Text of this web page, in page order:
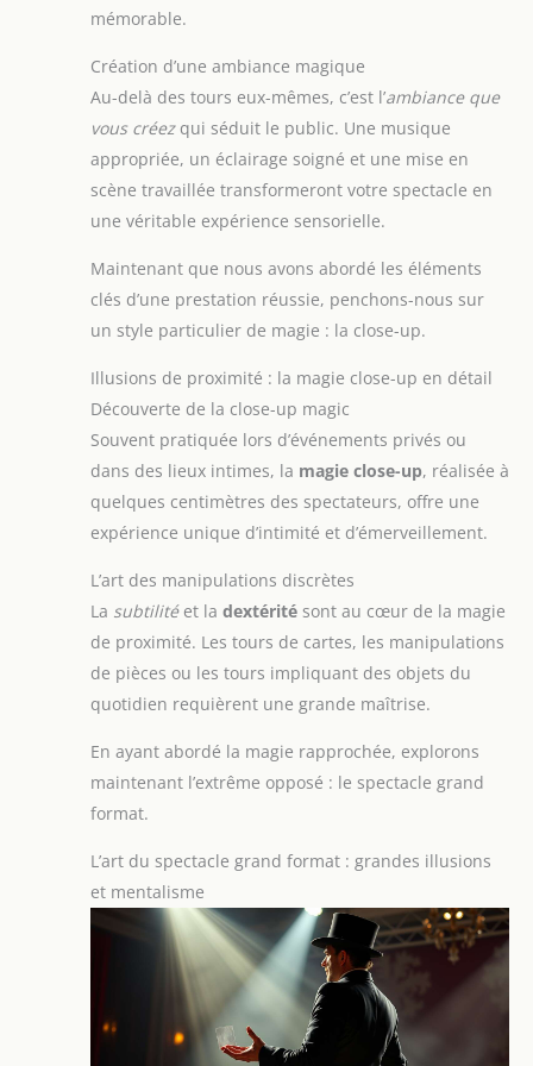
passionnés de magie – un
amour.
spécialement pour les
petites mains des
apprentis magiciens, il
permet aux débutants de
maîtriser des tours avec
assurance tout en
protégeant leur
exploration ludique. Les
parents n’ont pas à
s’inquiéter des
vos enfants】 - Le coffret
magique Mekkyes est le
cadeau idéal pour les jeu
enfant 3 ans. Qu'il
s'agisse d'une surprise
cadeau de Noël ou d'un
présent spécial pour les
fêtes et les réunions
familiales, il offre des
heures de divertissement
émerveillant tout en
pour explorer l'art de la
prestidigitation.
mémorable.
Création d’une ambiance magique
Au-delà des tours eux-mêmes, c’est l’ambiance que
vous créezqui séduit le public. Une musique
appropriée, un éclairage soigné et une mise en
scène travaillée transformeront votre spectacle en
une véritable expérience sensorielle.
Maintenant que nous avons abordé les éléments
clés d’une prestation réussie, penchons-nous sur
un style particulier de magie : la close-up.
Illusions de proximité : la magie close-up en détail
Découverte de la close-up magic
Souvent pratiquée lors d’événements privés ou
dans des lieux intimes, la magie close-up, réalisée à
quelques centimètres des spectateurs, offre une
expérience unique d’intimité et d’émerveillement.
L’art des manipulations discrètes
La subtilitéet la dextérité sont au cœur de la magie
de proximité. Les tours de cartes, les manipulations
de pièces ou les tours impliquant des objets du
quotidien requièrent une grande maîtrise.
En ayant abordé la magie rapprochée, explorons
maintenant l’extrême opposé : le spectacle grand
format.
L’art du spectacle grand format : grandes illusions
et mentalisme